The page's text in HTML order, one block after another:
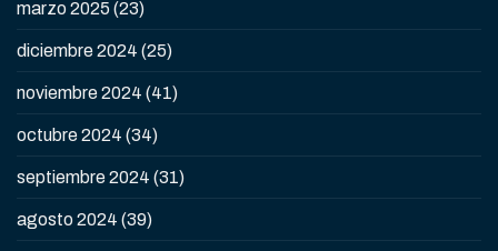
marzo 2025 (23)
diciembre 2024 (25)
noviembre 2024 (41)
octubre 2024 (34)
septiembre 2024 (31)
agosto 2024 (39)